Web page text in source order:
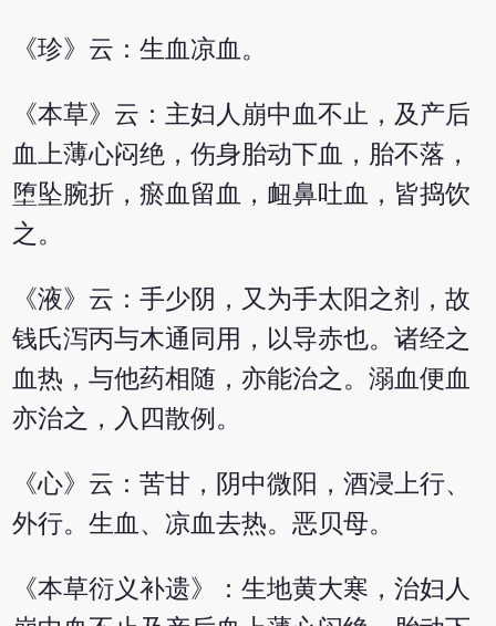
《珍》云：生血凉血。
《本草》云：主妇人崩中血不止，及产后
血上薄心闷绝，伤身胎动下血，胎不落，
堕坠腕折，瘀血留血，衄鼻吐血，皆捣饮
之。
《液》云：手少阴，又为手太阳之剂，故
钱氏泻丙与木通同用，以导赤也。诸经之
血热，与他药相随，亦能治之。溺血便血
亦治之，入四散例。
《心》云：苦甘，阴中微阳，酒浸上行、
外行。生血、凉血去热。恶贝母。
《本草衍义补遗》：生地黄大寒，治妇人